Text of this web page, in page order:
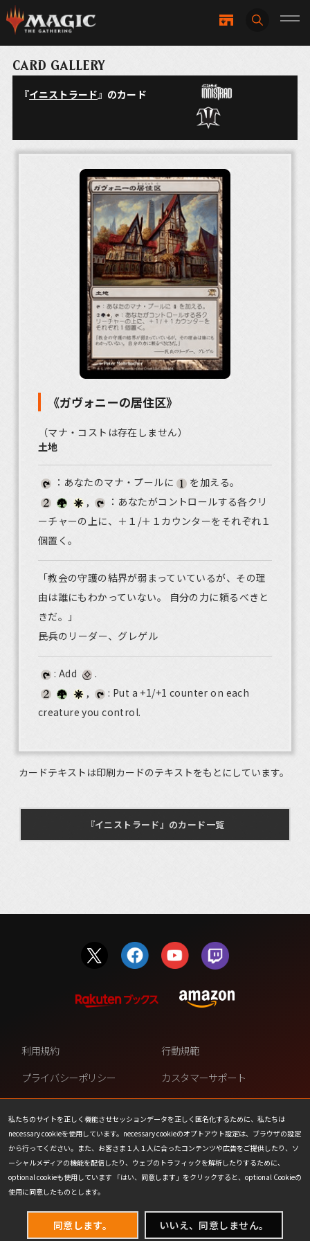
CARD GALLERY
『イニストラード』のカード
《ガヴォニーの居住区》
（マナ・コストは存在しません）
土地
：あなたのマナ・プールに
を加える。
,
：あなたがコントロールする各クリ
ーチャーの上に、＋１/＋１カウンターをそれぞれ１
個置く。
「教会の守護の結界が弱まっていているが、その理
由は誰にもわかっていない。 自分の力に頼るべきと
きだ。」
――民兵のリーダー、グレゲル
: Add
.
,
: Put a +1/+1 counter on each
creature you control.
カードテキストは印刷カードのテキストをもとにしています。
『イニストラード』のカード一覧
私たちのサイトを正しく機能させセッションデータを正しく匿名化するために、私たちは
necessary cookieを使用しています。necessary cookieのオプトアウト設定は、ブラウザの設定
から行ってください。また、お客さま１人１人に合ったコンテンツや広告をご提供したり、ソ
ーシャルメディアの機能を配信したり、ウェブのトラフィックを解析したりするために、
optional cookieも使用しています 「はい、同意します」をクリックすると、optional Cookieの
使用に同意したものとします。
同意します。 いいえ、同意しません。
利用規約
行動規範
プライバシーポリシー
カスタマーサポート
ファンコンテンツ・ポリシー
個人情報の販売や共有を許可し
ない
COOKIE
プレスリリース
会社情報
お問い合わせ